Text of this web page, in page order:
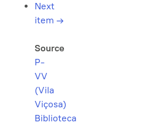
Next
item →
Source
P-
VV
(Vila
Viçosa)
Biblioteca